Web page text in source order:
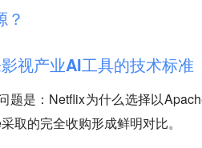
？
视产业AI工具的技术标准
题是：Netflix为什么选择以
取的完全收购形成鲜明对比。